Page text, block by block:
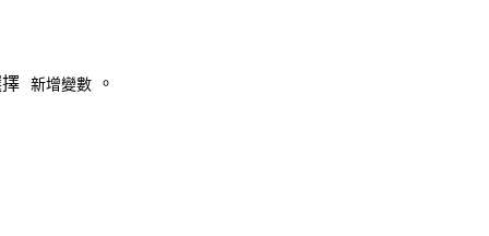
新增變數 。